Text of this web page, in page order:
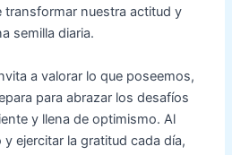
transformar nuestra actitud y
semilla diaria.
a valorar lo que poseemos,
para abrazar los desafíos
y llena de optimismo. Al
ejercitar la gratitud cada día,